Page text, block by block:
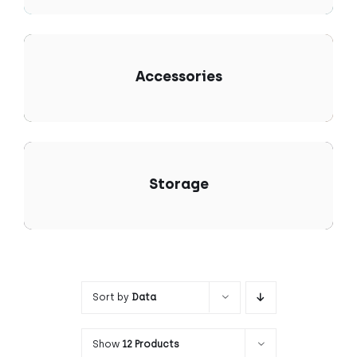
Accessories
Storage
Sort by Data
Show 12 Products